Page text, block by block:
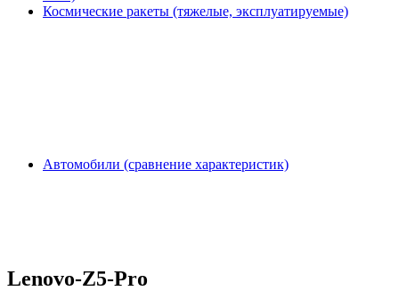
Космические ракеты (тяжелые, эксплуатируемые)
Автомобили (сравнение характеристик)
Lenovo-Z5-Pro